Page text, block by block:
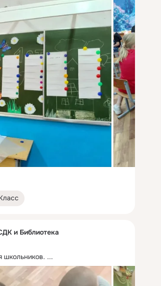
и Библиотека
школьников. ...